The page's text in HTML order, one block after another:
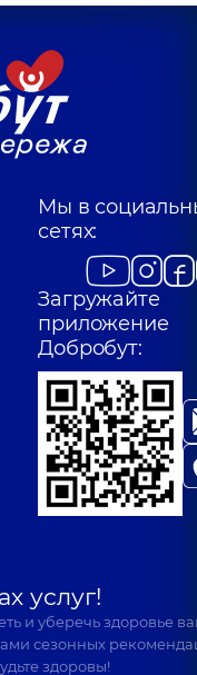
Мы в
сетях:
Загружайте
приложение
Добробут:
услуг!
и уберечь здоровье
сезонных
здоровы!